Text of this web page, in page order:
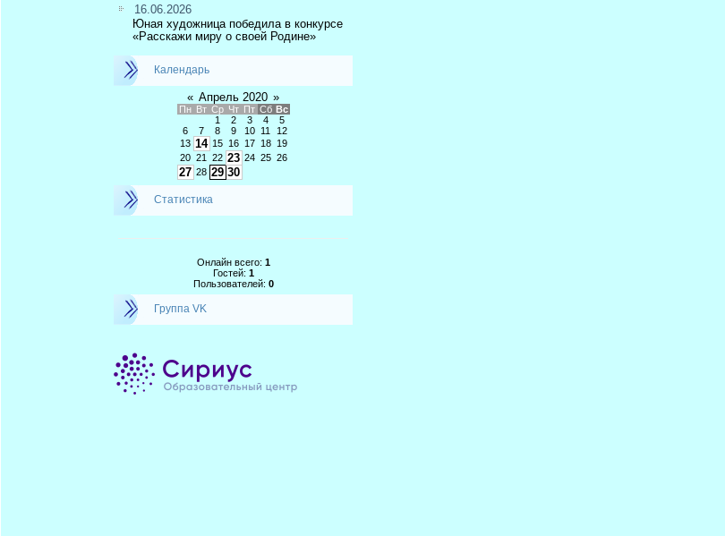
16.06.2026
Юная художница победила в конкурсе
«Расскажи миру о своей Родине»
Календарь
« Апрель 2020 »
Пн Вт Ср Чт Пт Сб Вс
1
2 3 4
5
6
7 8 9 10 11
12
13 14 15 16 17 18
19
20 21 22 23 24 25 26
27 28 29 30
Статистика
Онлайн всего: 1
Гостей: 1
Пользователей: 0
Группа VK